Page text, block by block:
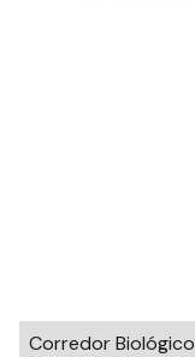
Corredor Biológico